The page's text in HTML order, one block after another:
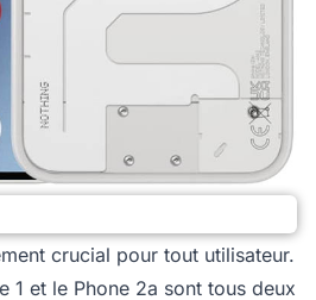
crucial pour tout utilisateur.
1 et le Phone 2a sont tous deux